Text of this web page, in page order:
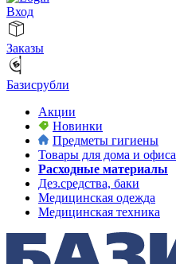
Вход
Заказы
Базисрубли
Акции
Новинки
Предметы гигиены
Товары для дома и офиса
Расходные материалы
Дез.средства, баки
Медицинская одежда
Медицинская техника